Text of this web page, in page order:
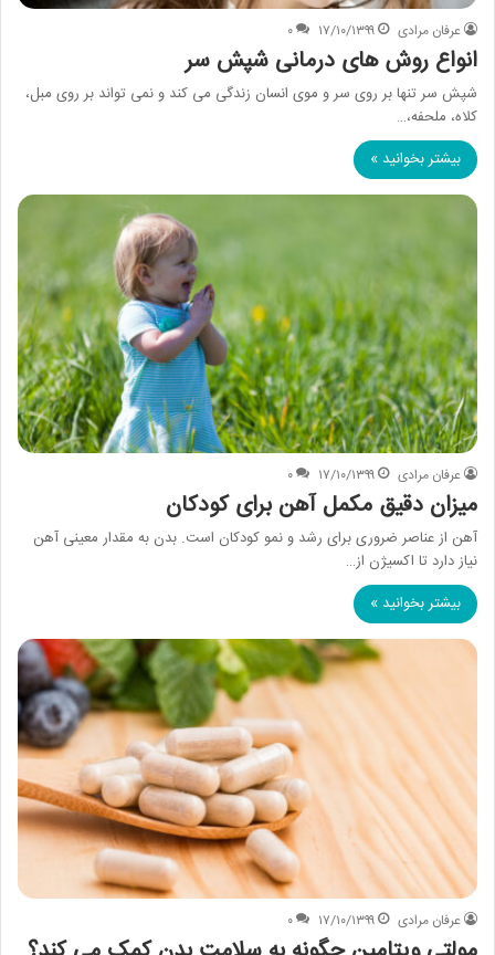
عرفان مرادی ۱۷/۱۰/۱۳۹۹ ۰
انواع روش های درمانی شپش سر
شپش سر تنها بر روی سر و موی انسان زندگی می کند و نمی تواند بر روی مبل،
کلاه، ملحفه،…
بیشتر بخوانید »
عرفان مرادی ۱۷/۱۰/۱۳۹۹ ۰
میزان دقیق مکمل آهن برای کودکان
آهن از عناصر ضروری برای رشد و نمو کودکان است. بدن به مقدار معینی آهن
نیاز دارد تا اکسیژن از…
بیشتر بخوانید »
عرفان مرادی ۱۷/۱۰/۱۳۹۹ ۰